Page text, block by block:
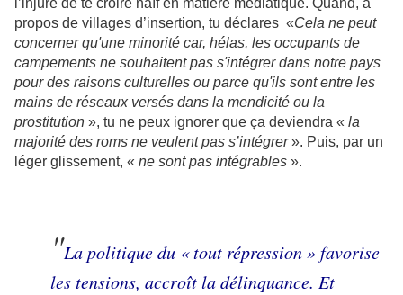
l’injure de te croire naïf en matière médiatique. Quand, à
propos de villages d’insertion, tu déclares «Cela ne peut
concerner qu'une minorité car, hélas, les occupants de
campements ne souhaitent pas s'intégrer dans notre pays
pour des raisons culturelles ou parce qu'ils sont entre les
mains de réseaux versés dans la mendicité ou la
prostitution », tu ne peux ignorer que ça deviendra « la
majorité des roms ne veulent pas s’intégrer». Puis, par un
léger glissement, « ne sont pas intégrables ».
"La politique du « tout répression » favorise
les tensions, accroît la délinquance. Et